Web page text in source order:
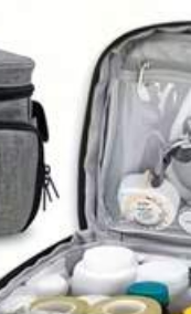
≥ 39,00€)
la vie privée
: SYAPING et expédié par